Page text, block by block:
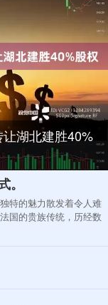
湖北建胜40%
特的魅力散发着令人难
国的贵族传统，历经数